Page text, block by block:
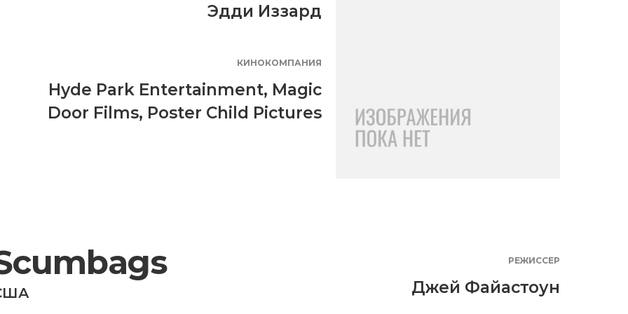
Эдди Иззард
КИНОКОМПАНИЯ
Hyde Park Entertainment, Magic
Door Films, Poster Child Pictures
РЕЖИССЕР
Джей Файастоун